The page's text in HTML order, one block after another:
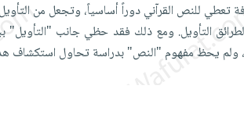
تعطي للنص القرآني دوراً أساسياً، وتجعل من
التأويل. ومع ذلك فقد حظي جانب "التأويل"
ولم يحظ مفهوم "النص" بدراسة تحاول استكشاف